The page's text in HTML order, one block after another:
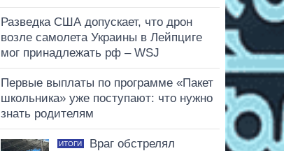
Разведка США допускает, что дрон
возле самолета Украины в Лейпциге
мог принадлежать рф – WSJ
Первые выплаты по программе «Пакет
школьника» уже поступают: что нужно
знать родителям
ИТОГИ
Враг обстрелял